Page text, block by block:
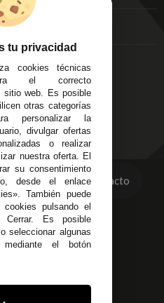
135
de Privacidad
y
Generales
de Cookies
23 31 98
Whatsapp
43/955 44 45 44
Plaza de Toros,
Contacto
tu privacidad
cookies técnicas
el correcto
sitio web. Es posible
otras categorías
personalizar la
divulgar ofertas
o realizar
nuestra oferta. El
su consentimiento
desde el enlace
También puede
pulsando el
Cerrar. Es posible
seleccionar algunas
el botón